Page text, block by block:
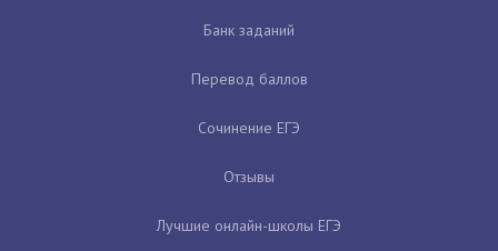
Банк заданий
Перевод баллов
Сочинение ЕГЭ
Отзывы
Лучшие онлайн-школы ЕГЭ